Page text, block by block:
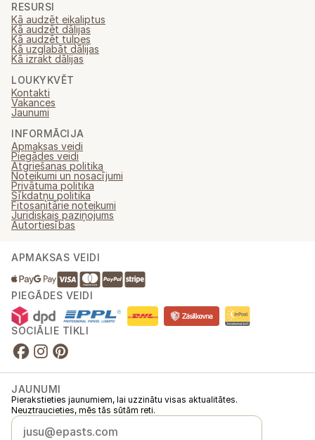
RESURSI
Kā audzēt eikaliptus
Kā audzēt dālijas
Kā audzēt tulpes
Kā uzglabāt dālijas
Kā izrakt dālijas
LOUKYKVĚT
Kontakti
Vakances
Jaunumi
INFORMĀCIJA
Apmaksas veidi
Piegādes veidi
Atgriešanas politika
Noteikumi un nosacījumi
Privātuma politika
Sīkdatņu politika
Fitosanitārie noteikumi
Juridiskais paziņojums
Autortiesības
APMAKSAS VEIDI
PIEGĀDES VEIDI
SOCIĀLIE TĪKLI
JAUNUMI
Pierakstieties jaunumiem, lai uzzinātu visas aktualitātes.
Neuztraucieties, mēs tās sūtām reti.